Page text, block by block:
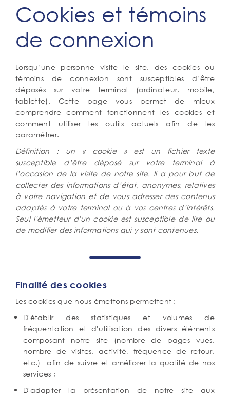
Ancre
Cookies et témoins
de connexion
Corps
de
texte
Lorsqu’une personne visite le site, des cookies ou
témoins de connexion sont susceptibles d’être
déposés sur votre terminal (ordinateur, mobile,
tablette). Cette page vous permet de mieux
comprendre comment fonctionnent les cookies et
comment utiliser les outils actuels afin de les
paramétrer.
Définition : un « cookie » est un fichier texte
susceptible d’être déposé sur votre terminal à
l’occasion de la visite de notre site. Il a pour but de
collecter des informations d’état, anonymes, relatives
à votre navigation et de vous adresser des contenus
adaptés à votre terminal ou à vos centres d’intérêts.
Seul l'émetteur d'un cookie est susceptible de lire ou
de modifier des informations qui y sont contenues.
Finalité des cookies
Les cookies que nous émettons permettent :
D'établir des statistiques et volumes de
fréquentation et d'utilisation des divers éléments
composant notre site (nombre de pages vues,
nombre de visites, activité, fréquence de retour,
etc.) afin de suivre et améliorer la qualité de nos
services ;
D'adapter la présentation de notre site aux